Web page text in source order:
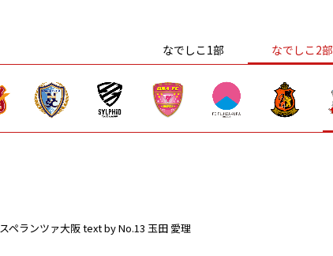
なでしこ1部 なでしこ2部
スペランツァ大阪text by No.13 玉田 愛理